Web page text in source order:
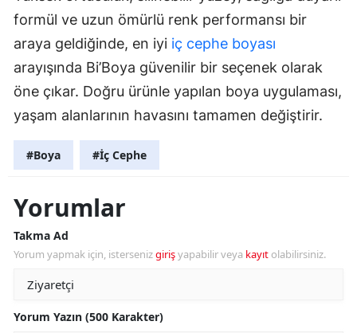
formül ve uzun ömürlü renk performansı bir
araya geldiğinde, en iyi iç cephe boyası
arayışında Bi’Boya güvenilir bir seçenek olarak
öne çıkar. Doğru ürünle yapılan boya uygulaması,
yaşam alanlarının havasını tamamen değiştirir.
#Boya #İç Cephe
Yorumlar
Takma Ad
Yorum yapmak için, istersenizgirişyapabilir veya kayıt olabilirsiniz.
Yorum Yazın (500 Karakter)